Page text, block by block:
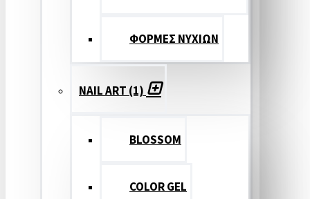
ΦΟΡΜΕΣ ΝΥΧΙΩΝ
NAIL ART (1)
BLOSSOM
COLOR GEL